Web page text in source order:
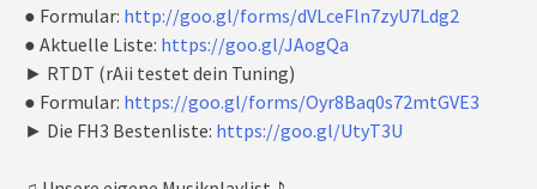
● Formular: http://goo.gl/forms/dVLceFln7zyU7Ldg2
● Aktuelle Liste: https://goo.gl/JAogQa
► RTDT (rAii testet dein Tuning)
● Formular: https://goo.gl/forms/Oyr8Baq0s72mtGVE3
► Die FH3 Bestenliste: https://goo.gl/UtyT3U